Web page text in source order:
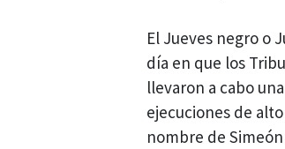
El Jueves negro o
día en que los
llevaron a cabo
ejecuciones de
nombre de